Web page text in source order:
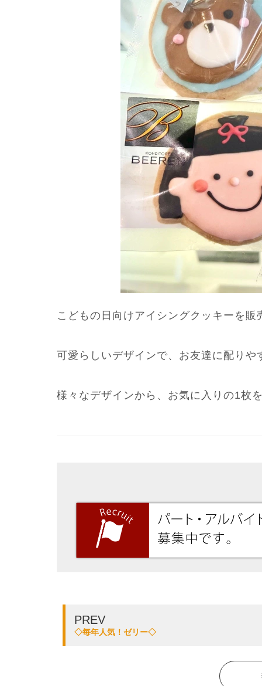
こどもの日向けアイシングクッキーを販
可愛らしいデザインで、お友達に配りや
様々なデザインから、お気に入りの1枚
PREV
◇毎年人気！ゼリー◇